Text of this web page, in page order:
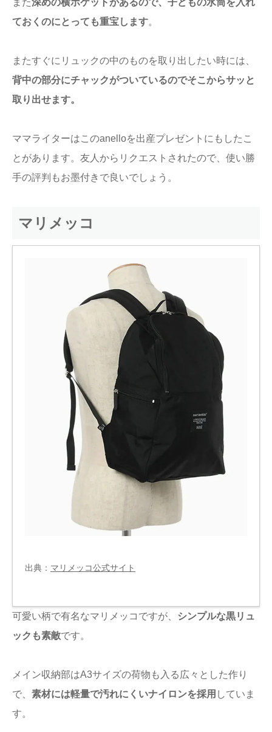
ておくのにとっても重宝します。
またすぐにリュックの中のものを取り出したい時には、
背中の部分にチャックがついているのでそこからサッと
取り出せます。
ママライターはこのanelloを出産プレゼントにもしたこ
とがあります。友人からリクエストされたので、使い勝
手の評判もお墨付きで良いでしょう。
マリメッコ
出典： マリメッコ公式サイト
可愛い柄で有名なマリメッコですが、
シンプルな黒リュ
ックも素敵です。
メイン収納部はA3サイズの荷物も入る広々とした作り
で、 素材には軽量で汚れにくいナイロンを採用 していま
す。